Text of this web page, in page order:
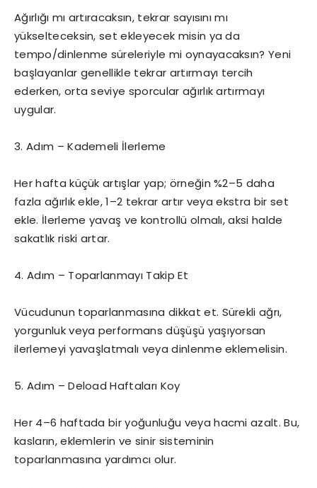
Ağırlığı mı artıracaksın, tekrar sayısını mı
yükselteceksin, set ekleyecek misin ya da
tempo/dinlenme süreleriyle mi oynayacaksın? Yeni
başlayanlar genellikle tekrar artırmayı tercih
ederken, orta seviye sporcular ağırlık artırmayı
uygular.
3. Adım – Kademeli İlerleme
Her hafta küçük artışlar yap; örneğin %2–5 daha
fazla ağırlık ekle, 1–2 tekrar artır veya ekstra bir set
ekle. İlerleme yavaş ve kontrollü olmalı, aksi halde
sakatlık riski artar.
4. Adım – Toparlanmayı Takip Et
Vücudunun toparlanmasına dikkat et. Sürekli ağrı,
yorgunluk veya performans düşüşü yaşıyorsan
ilerlemeyi yavaşlatmalı veya dinlenme eklemelisin.
5. Adım – Deload Haftaları Koy
Her 4–6 haftada bir yoğunluğu veya hacmi azalt. Bu,
kasların, eklemlerin ve sinir sisteminin
toparlanmasına yardımcı olur.